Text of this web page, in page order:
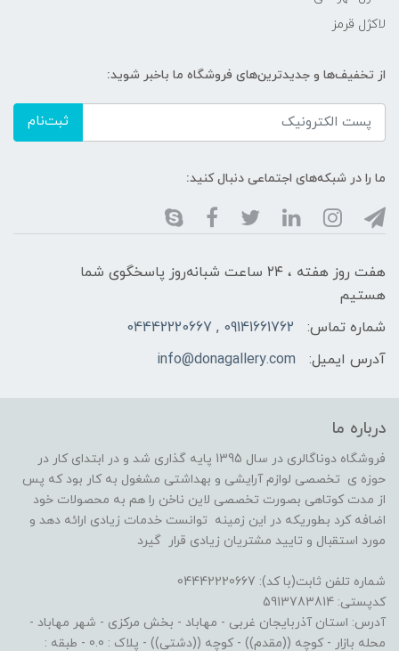
لاکژل قرمز
از تخفیف‌ها و جدیدترین‌های فروشگاه ما باخبر شوید:
ثبت‌نام
ما را در شبکه‌های اجتماعی دنبال کنید:
هفت روز هفته ، ۲۴ ساعت شبانه‌روز پاسخگوی شما
هستیم
شماره تماس:
09141661762 , 04442220667
آدرس ایمیل:
info@donagallery.com
درباره ما
فروشگاه دوناگالری در سال 1395 پایه گذاری شد و در ابتدای کار در
حوزه ی تخصصی لوازم آرایشی و بهداشتی مشغول به کار بود که پس
از مدت کوتاهی بصورت تخصصی لاین ناخن را هم به محصولات خود
اضافه کرد بطوریکه در این زمینه توانست خدمات زیادی ارائه دهد و
مورد استقبال و تایید مشتریان زیادی قرار گیرد
شماره تلفن ثابت(با کد): 04442220667
کدپستی: 5913783814
آدرس: استان آذربایجان غربی - مهاباد - بخش مرکزی - شهر مهاباد -
محله بازار - کوچه ((مقدم)) - کوچه ((دشتی)) - پلاک : 0.0 - طبقه :